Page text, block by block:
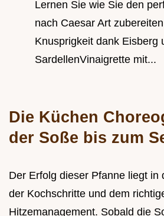
Lernen Sie wie Sie den
nach Caesar Art
Knusprigkeit dank Eisberg
SardellenVinaigrette mit...
Die Küchen
der Soße bis zum
Der Erfolg dieser Pfanne liegt in
der Kochschritte und dem
Hitzemanagement. Sobald die